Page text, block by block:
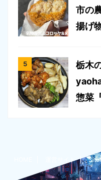
市の
揚げ
栃木
惣菜
運営サイト